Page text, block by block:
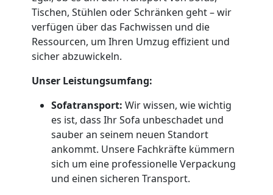
Tischen, Stühlen oder Schränken geht – wir
verfügen über das Fachwissen und die
Ressourcen, um Ihren Umzug effizient und
sicher abzuwickeln.
Unser Leistungsumfang:
Sofatransport: Wir wissen, wie wichtig
es ist, dass Ihr Sofa unbeschadet und
sauber an seinem neuen Standort
ankommt. Unsere Fachkräfte kümmern
sich um eine professionelle Verpackung
und einen sicheren Transport.
Umzug
und
Lagerung
Feldkirch